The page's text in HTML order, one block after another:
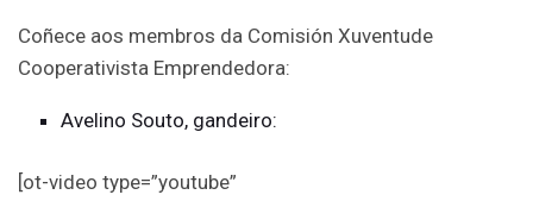
Coñece aos membros da Comisión Xuventude
Cooperativista Emprendedora:
Avelino Souto, gandeiro:
[ot-video type=”youtube”